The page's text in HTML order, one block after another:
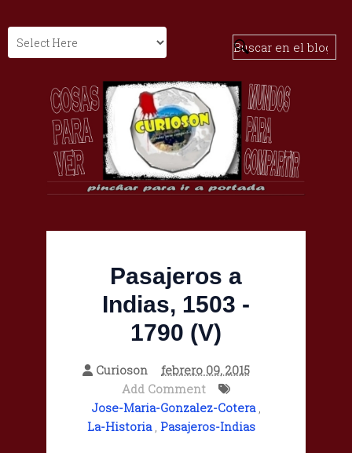
Pasajeros a
Indias, 1503 -
1790 (V)
Curioson
febrero 09, 2015
Add Comment
Jose-Maria-Gonzalez-Cotera,
La-Historia, Pasajeros-Indias